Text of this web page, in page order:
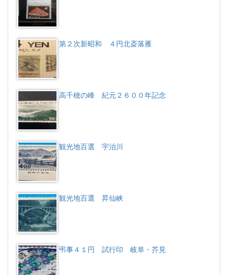
第２次新昭和 ４円北斎落雁
高千穂の峰 紀元２６００年記念
観光地百選 宇治川
観光地百選 昇仙峡
弔事４１円 試行印 岐阜・芥見